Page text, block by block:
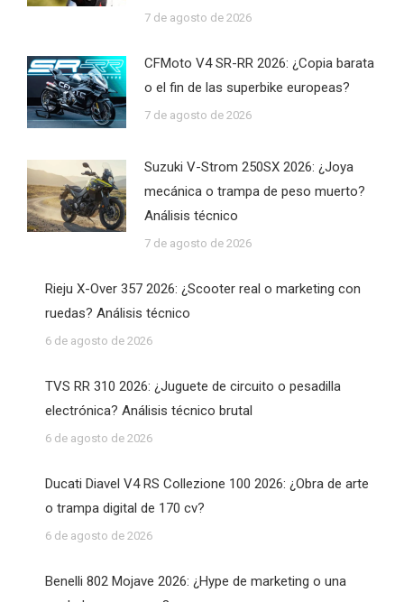
7 de agosto de 2026
CFMoto V4 SR-RR 2026: ¿Copia barata
o el fin de las superbike europeas?
7 de agosto de 2026
Suzuki V-Strom 250SX 2026: ¿Joya
mecánica o trampa de peso muerto?
Análisis técnico
7 de agosto de 2026
Rieju X-Over 357 2026: ¿Scooter real o marketing con
ruedas? Análisis técnico
6 de agosto de 2026
TVS RR 310 2026: ¿Juguete de circuito o pesadilla
electrónica? Análisis técnico brutal
6 de agosto de 2026
Ducati Diavel V4 RS Collezione 100 2026: ¿Obra de arte
o trampa digital de 170 cv?
6 de agosto de 2026
Benelli 802 Mojave 2026: ¿Hype de marketing o una